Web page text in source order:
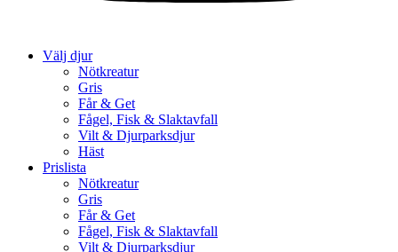
Välj djur
Nötkreatur
Gris
Får & Get
Fågel, Fisk & Slaktavfall
Vilt & Djurparksdjur
Häst
Prislista
Nötkreatur
Gris
Får & Get
Fågel, Fisk & Slaktavfall
Vilt & Djurparksdjur